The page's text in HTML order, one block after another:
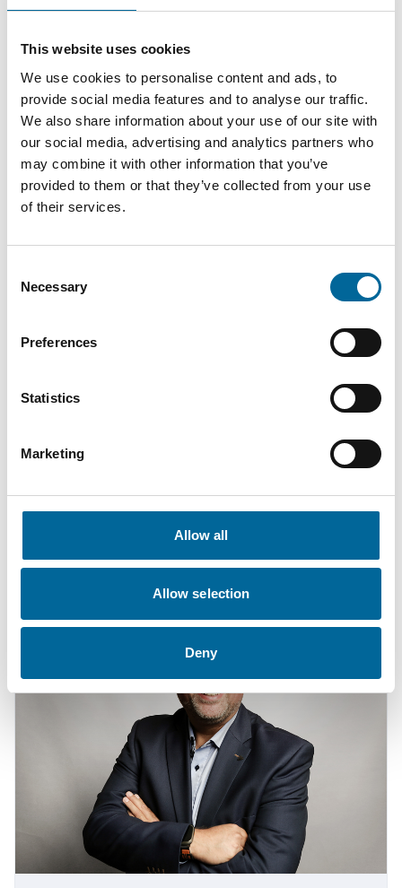
This website uses cookies
We use cookies to personalise content and ads, to
provide social media features and to analyse our traffic.
We also share information about your use of our site with
our social media, advertising and analytics partners who
may combine it with other information that you’ve
provided to them or that they’ve collected from your use
of their services.
Selection
Necessary
Preferences
Statistics
Marketing
Allow all
Allow selection
Deny
Mario Schnepper
CEO | Amokabel GmbH
+49 151 18102588
mario.schnepper@amokabel.de
fabian.becher@amokabel.de